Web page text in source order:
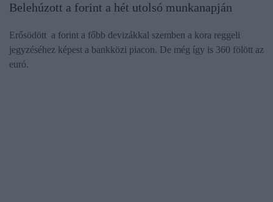
Belehúzott a forint a hét utolsó munkanapján
Erősödött a forint a főbb devizákkal szemben a kora reggeli
jegyzéséhez képest a bankközi piacon. De még így is 360 fölött az
euró.